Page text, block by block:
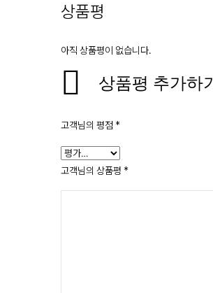
상품평
아직 상품평이 없습니다.
상품평 추가하기
고객님의 평점 *
고객님의 상품평 *